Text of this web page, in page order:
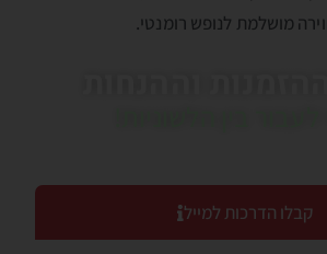
מושלמת לנופש רומנטי.
קבלו הדרכות למייל